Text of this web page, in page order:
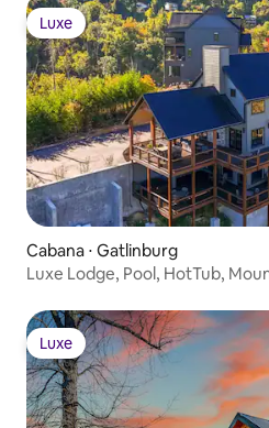
Luxe
Luxe
Cabana ⋅ Gatlinburg
Luxe Lodge, Pool, HotTub,
Luxe
Luxe